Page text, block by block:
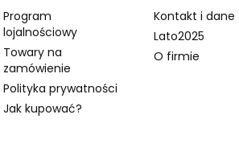
Program
lojalnościowy
Towary na
zamówienie
Polityka prywatności
Jak kupować?
Kontakt i
Lato2025
O firmie